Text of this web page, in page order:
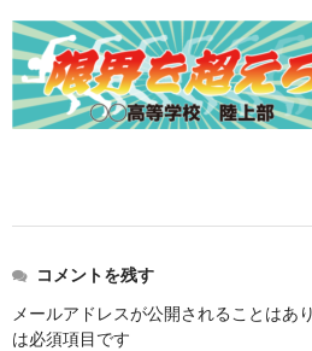
お見積り
送料
コメントを残す
メールアドレスが公開されることはあ
は必須項目です